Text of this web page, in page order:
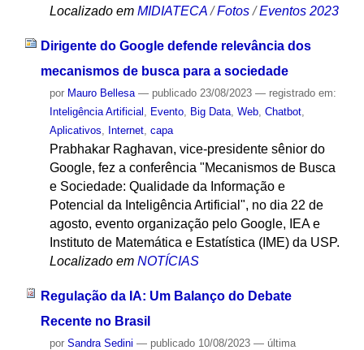
Localizado em MIDIATECA /Fotos /Eventos 2023
Dirigente do Google defende relevância dos
mecanismos de busca para a sociedade
por Mauro Bellesa — publicado23/08/2023 — registrado em:
Inteligência Artificial , Evento, Big Data, Web, Chatbot,
Aplicativos, Internet, capa
Prabhakar Raghavan, vice-presidente sênior do
Google, fez a conferência "Mecanismos de Busca
e Sociedade: Qualidade da Informação e
Potencial da Inteligência Artificial", no dia 22 de
agosto, evento organização pelo Google, IEA e
Instituto de Matemática e Estatística (IME) da USP.
Localizado em NOTÍCIAS
Regulação da IA: Um Balanço do Debate
Recente no Brasil
por Sandra Sedini — publicado10/08/2023 — última